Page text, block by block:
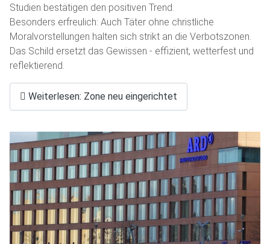
Studien bestätigen den positiven Trend.
Besonders erfreulich: Auch Täter ohne christliche
Moralvorstellungen halten sich strikt an die Verbotszonen.
Das Schild ersetzt das Gewissen - effizient, wetterfest und
reflektierend.
Weiterlesen: Zone neu eingerichtet